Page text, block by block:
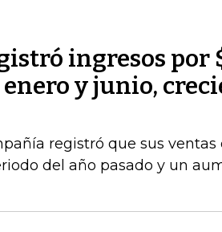
ingresos por
y junio,
registró que sus ventas
del año pasado y un